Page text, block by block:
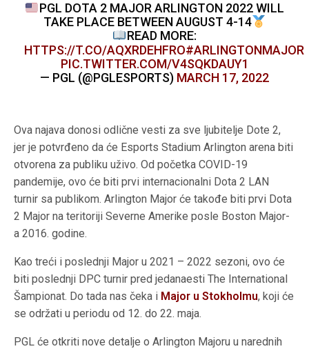
PGL DOTA 2 MAJOR ARLINGTON 2022 WILL
TAKE PLACE BETWEEN AUGUST 4-14
READ MORE:
HTTPS://T.CO/AQXRDEHFRO#ARLINGTONMAJOR
PIC.TWITTER.COM/V4SQKDAUY1
— PGL (@PGLESPORTS) MARCH 17, 2022
Ova najava donosi odlične vesti za sve ljubitelje Dote 2,
jer je potvrđeno da će Esports Stadium Arlington arena biti
otvorena za publiku uživo. Od početka COVID-19
pandemije, ovo će biti prvi internacionalni Dota 2 LAN
turnir sa publikom. Arlington Major će takođe biti prvi Dota
2 Major na teritoriji Severne Amerike posle Boston Major-
a 2016. godine.
Kao treći i poslednji Major u 2021 – 2022 sezoni, ovo će
biti poslednji DPC turnir pred jedanaesti The International
Šampionat. Do tada nas čeka i Major u Stokholmu, koji će
se održati u periodu od 12. do 22. maja.
PGL će otkriti nove detalje o Arlington Majoru u narednih